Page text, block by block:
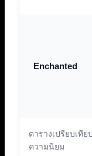
ตารางเปรียบเที
ความนิยม
Enchanted